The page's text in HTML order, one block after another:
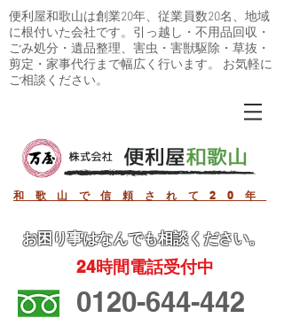
便利屋和歌山は創業20年、従業員数20名、地域
に根付いた会社です。引っ越し・不用品回収・
ごみ処分・遺品整理、害虫・害獣駆除・草抜・
剪定・家事代行まで幅広く行います。 お気軽に
ご相談ください。
和歌山で信頼されて20年
お困り事はなんでも相談ください。
24時間電話受付中
0120-644-442